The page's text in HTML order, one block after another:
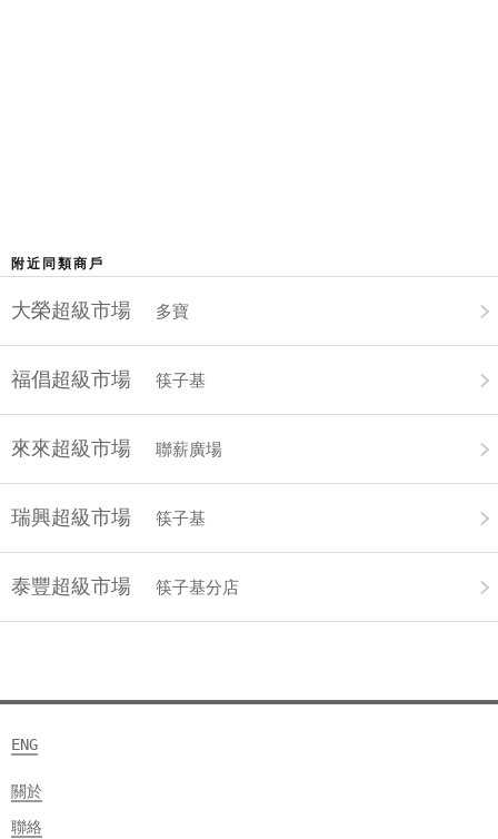
附近同類商戶
大榮超級市場 多寶
福倡超級市場 筷子基
來來超級市場 聯薪廣場
瑞興超級市場 筷子基
泰豐超級市場 筷子基分店
ENG
關於
聯絡